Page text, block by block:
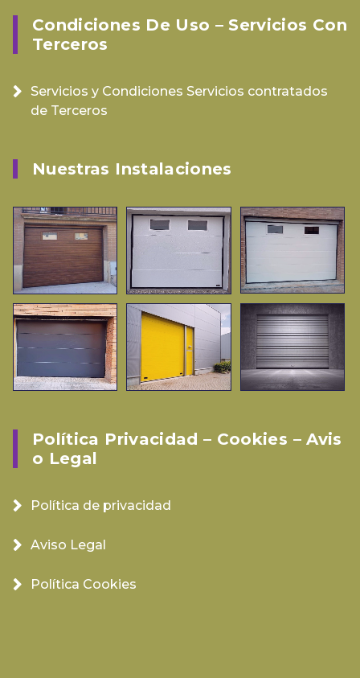
Condiciones De Uso – Servicios Con
Terceros
Servicios y Condiciones Servicios contratados
de Terceros
Nuestras Instalaciones
Política Privacidad – Cookies – Avis
O Legal
Política de privacidad
Aviso Legal
Política Cookies